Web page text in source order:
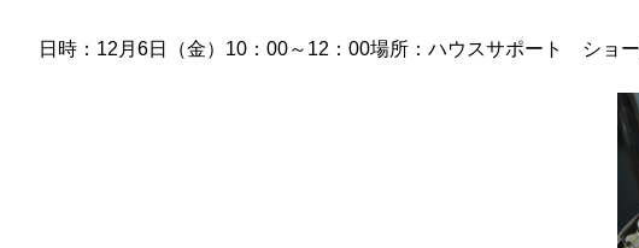
日時：12月6日（金）10：00～12：00場所：ハウスサポート ショ